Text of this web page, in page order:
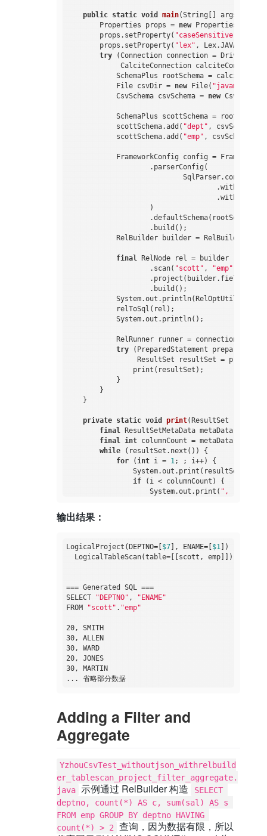
public static void main(String[] args)
        Properties props =
new Properties();
        props.setProperty(
"caseSensitive"
        props.setProperty(
"lex" ,
try (Connection connection =
CalciteConnection
SchemaPlus rootSchema =
            File csvDir =
new File( "javamain-
            CsvSchema csvSchema =
new
SchemaPlus scottSchema =
            scottSchema.add(
"dept" ,
            scottSchema.add(
"emp" ,
FrameworkConfig config =
                    .parserConfig(
                            SqlParser.config()
                    )
                    .defaultSchema(rootSchema)
                    .build();
RelBuilder builder =
final RelNode rel = builder
                    .scan(
"scott" , "emp"
                    .project(builder.field(
                    .build();
            relToSql(rel);
            System.out.println();
RelRunner runner =
try (PreparedStatement
ResultSet resultSet =
                print(resultSet);
            }
        }
    }
private static void print(ResultSet
final ResultSetMetaData metaData =
final int columnCount =
while (resultSet.next()) {
for (int i = 1; ; i++) {
if (i < columnCount) {
                    System.out.print(
", "
                    System.out.println();
            }
        }
    }
private static
SqlDialect dialect =
        RelToSqlConverter converter =
SqlNode sqlNode =
String generatedSql =
        System.out.println(
        System.out.println(generatedSql);
    }
输出结果：
LogicalProject(DEPTNO=[ $7], ENAME=[ $1])
  LogicalTableScan(table=[[scott, emp]])
=== Generated SQL ===
SELECT
"DEPTNO" ,
"ENAME"
FROM
"scott" . "emp"
20, SMITH
30, ALLEN
30, WARD
20, JONES
30, MARTIN
... 省略部分数据
Adding a Filter and
Aggregate
YzhouCsvTest_withoutjson_withrelbuild
er_tablescan_project_filter_aggregate.
java 示例通过 RelBuilder 构造
SELECT
deptno, count(*) AS c, sum(sal) AS s
FROM emp GROUP BY deptno HAVING
count(*) > 2
查询，因为数据有限，所以